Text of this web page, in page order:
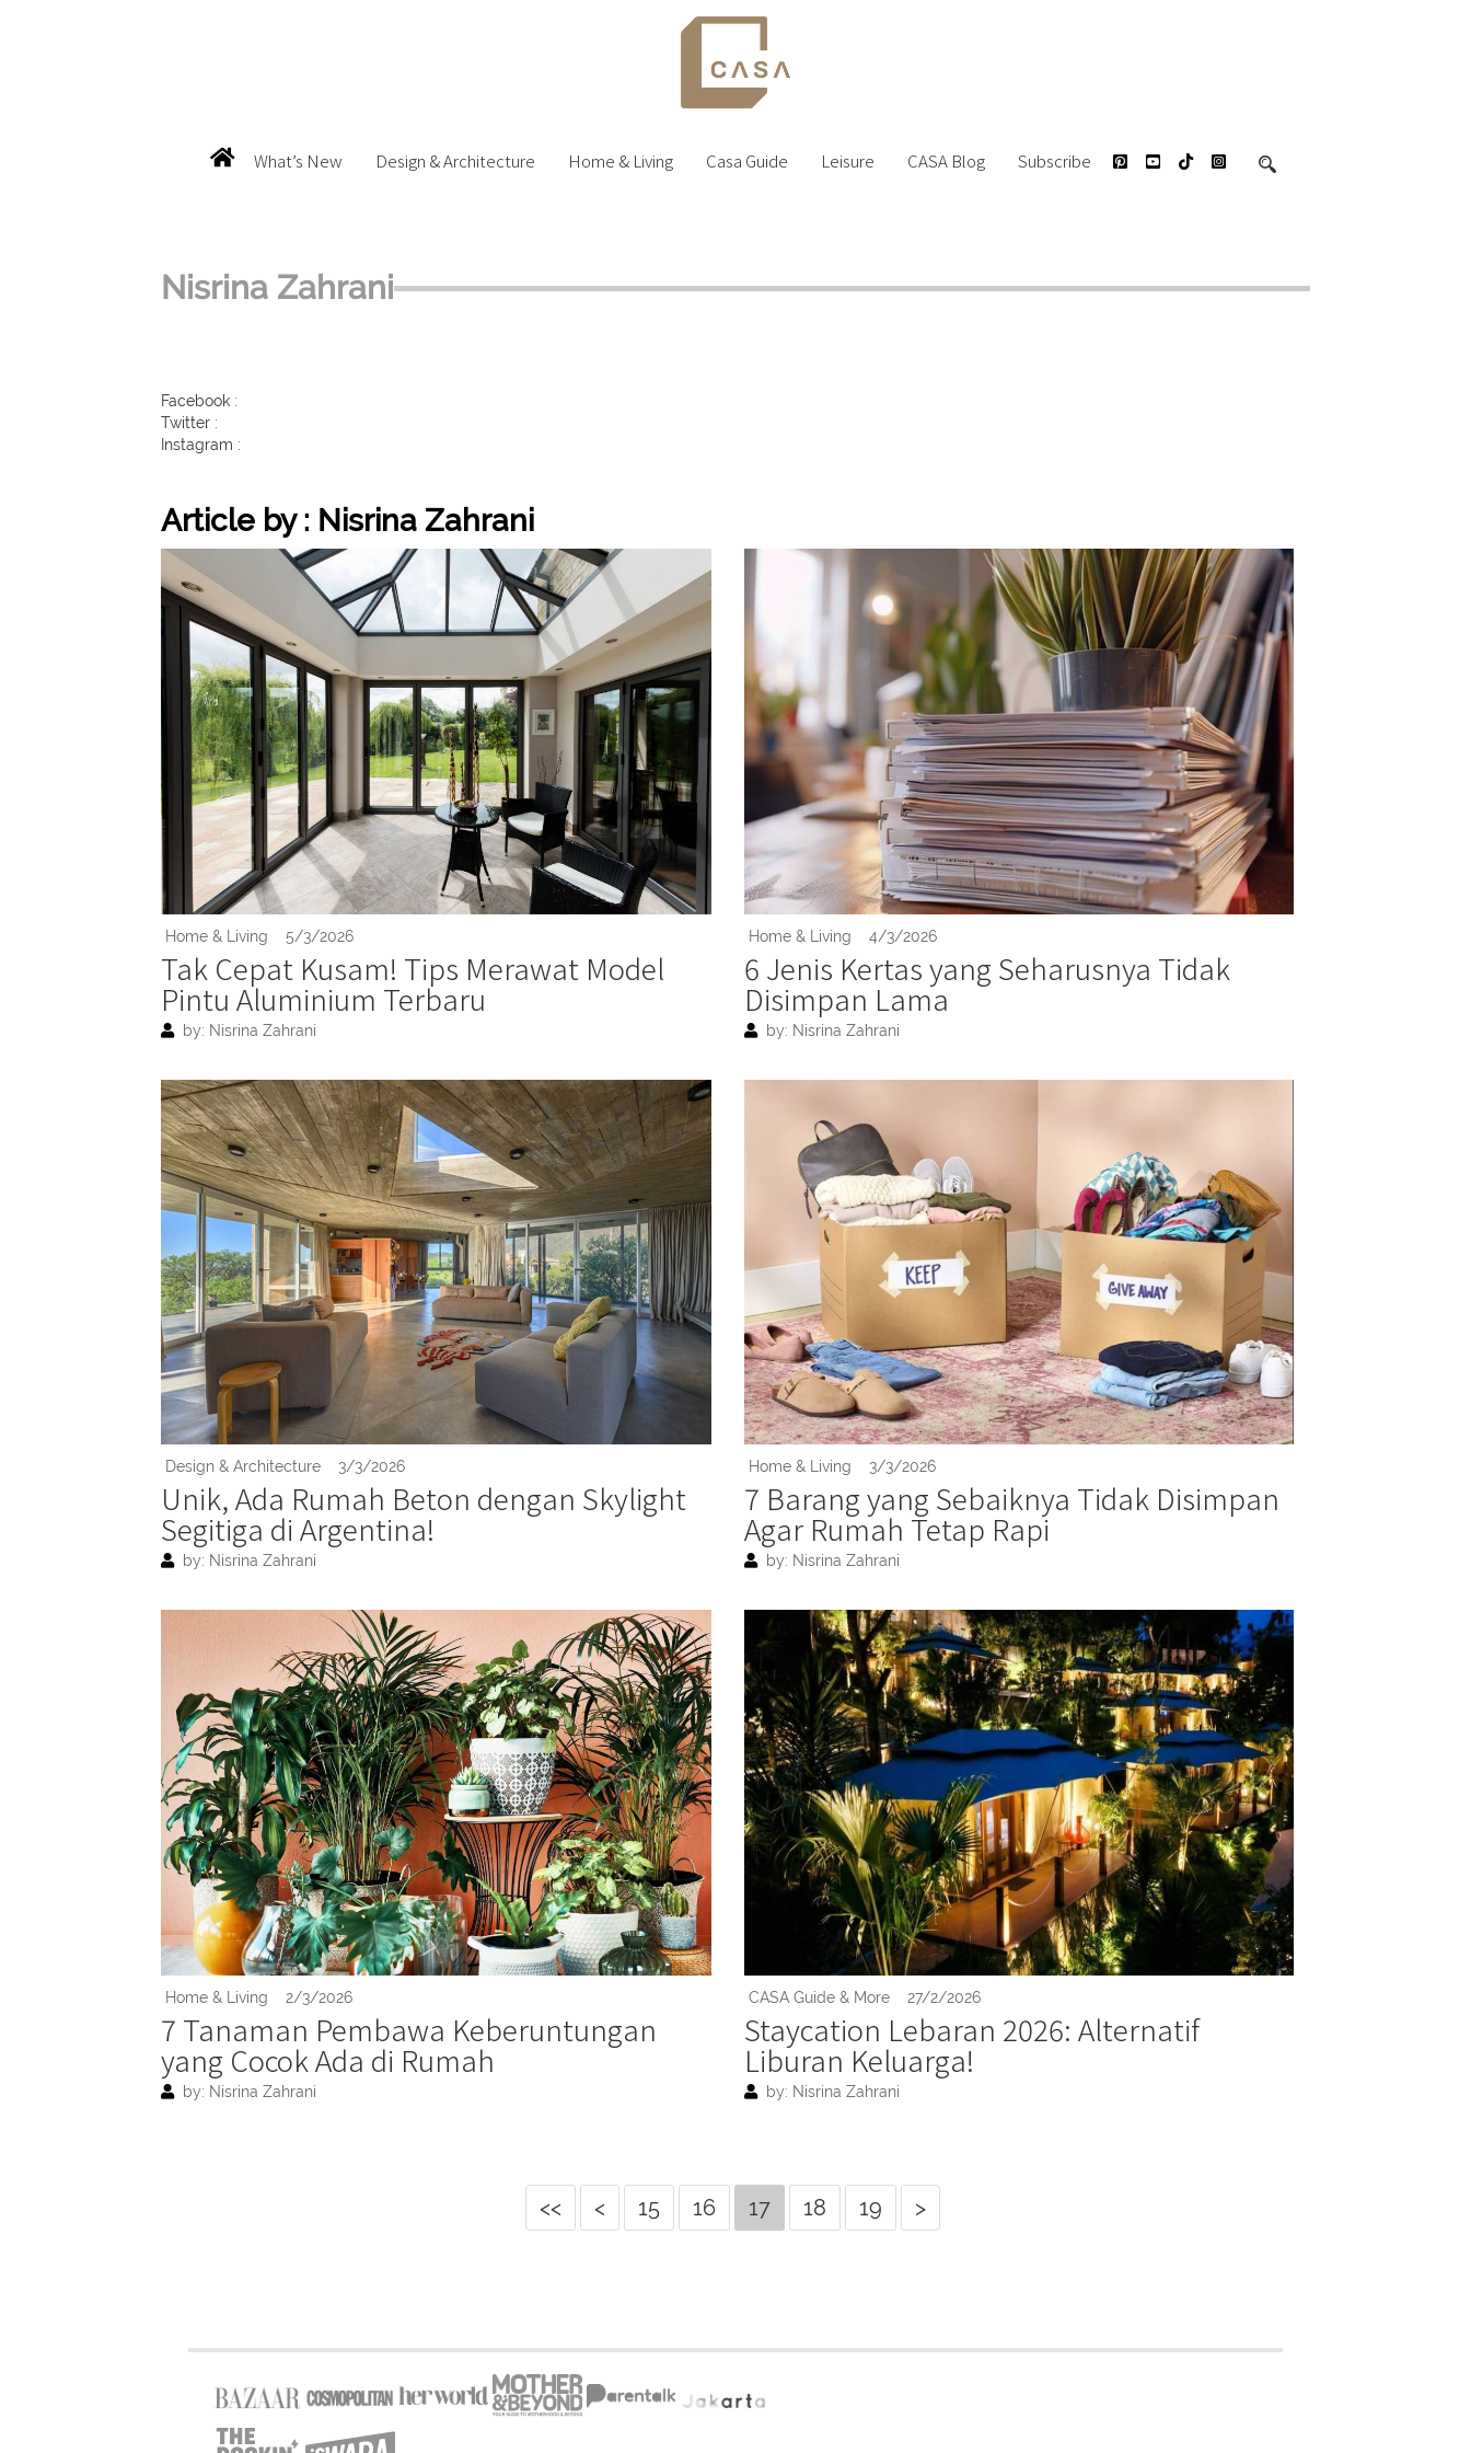
What’s New Design & Architecture Home & Living Casa Guide Leisure CASA Blog Subscribe
Nisrina Zahrani
Facebook :
Twitter :
Instagram :
Article by : Nisrina Zahrani
Home & Living 5/3/2026
Tak Cepat Kusam! Tips Merawat Model
Pintu Aluminium Terbaru
by: Nisrina Zahrani
Home & Living 4/3/2026
6 Jenis Kertas yang Seharusnya Tidak
Disimpan Lama
by: Nisrina Zahrani
Design & Architecture 3/3/2026
Unik, Ada Rumah Beton dengan Skylight
Segitiga di Argentina!
by: Nisrina Zahrani
Home & Living 3/3/2026
7 Barang yang Sebaiknya Tidak Disimpan
Agar Rumah Tetap Rapi
by: Nisrina Zahrani
Home & Living 2/3/2026
7 Tanaman Pembawa Keberuntungan
yang Cocok Ada di Rumah
by: Nisrina Zahrani
CASA Guide & More 27/2/2026
Staycation Lebaran 2026: Alternatif
Liburan Keluarga!
by: Nisrina Zahrani
<< < 15 16 17 18 19 >